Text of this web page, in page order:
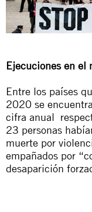
Ejecuciones en el
Entre los países
2020 se encuentra
cifra anual
23 personas
muerte por
empañados por
desaparición